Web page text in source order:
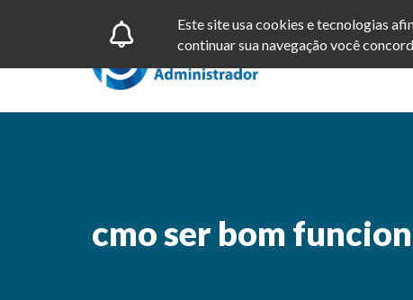
Este site usa cookies e tecnologias
continuar sua navegação você
cmo ser bom